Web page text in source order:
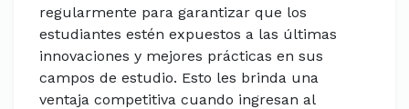
regularmente para garantizar que los
estudiantes estén expuestos a las últimas
innovaciones y mejores prácticas en sus
campos de estudio. Esto les brinda una
ventaja competitiva cuando ingresan al